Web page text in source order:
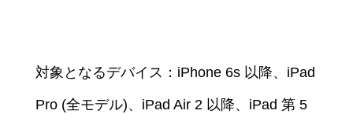
対象となるデバイス：iPhone 6s 以降、iPad
Pro (全モデル)、iPad Air 2 以降、iPad 第 5